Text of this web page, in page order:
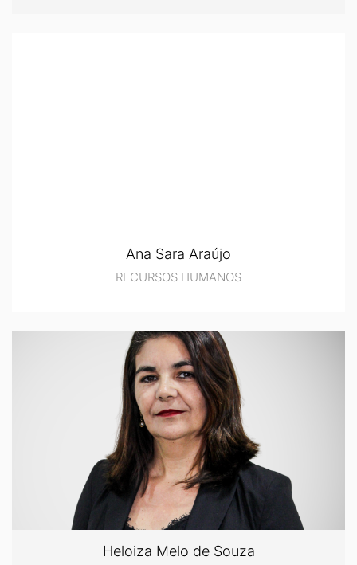
Ana Sara Araújo
RECURSOS HUMANOS
Heloiza Melo de Souza